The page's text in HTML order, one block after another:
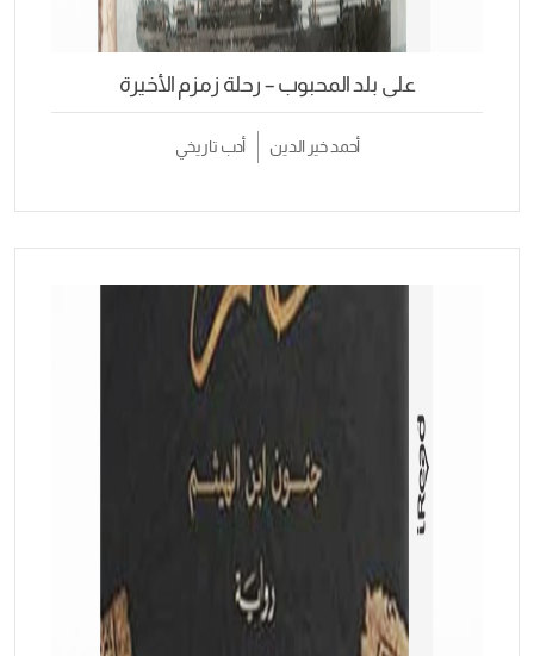
على بلد المحبوب – رحلة زمزم الأخيرة
أحمد خير الدين أدب تاريخي